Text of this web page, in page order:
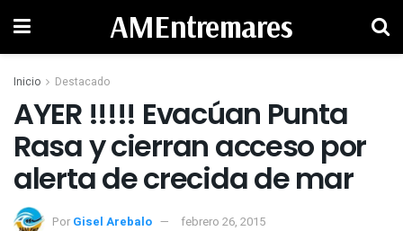
AMEntremares
Inicio Destacado
AYER !!!!! Evacúan Punta
Rasa y cierran acceso por
alerta de crecida de mar‏
Por Gisel Arebalo febrero 26, 2015